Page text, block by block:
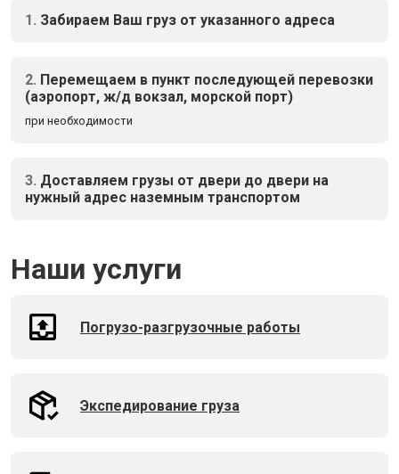
1. Забираем Ваш груз от указанного адреса
2. Перемещаем в пункт последующей перевозки
(аэропорт, ж/д вокзал, морской порт)
при необходимости
3. Доставляем грузы от двери до двери на
нужный адрес наземным транспортом
Наши услуги
Погрузо-разгрузочные работы
Экспедирование груза